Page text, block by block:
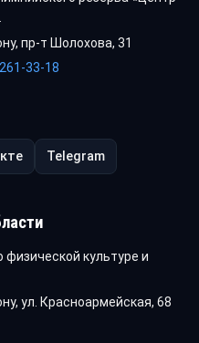
пр-т Шолохова, 31
261-33-18
Telegram
физической культуре и
ул. Красноармейская, 68